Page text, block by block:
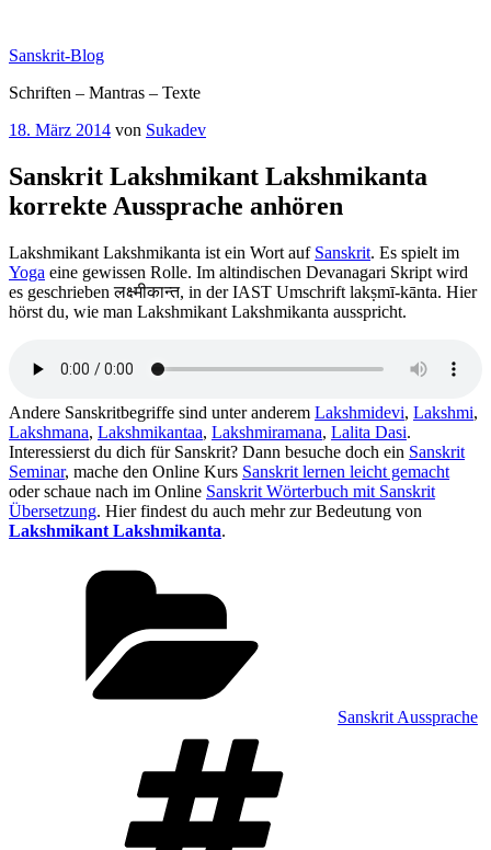
springen
Sanskrit-Blog
Schriften – Mantras – Texte
Veröffentlicht
18. März 2014 von Sukadev
Sanskrit Lakshmikant Lakshmikanta
korrekte Aussprache anhören
Lakshmikant Lakshmikanta ist ein Wort auf Sanskrit. Es spielt im
Yoga eine gewissen Rolle. Im altindischen Devanagari Skript wird
es geschrieben लक्ष्मीकान्त, in der IAST Umschrift lakṣmī-kānta. Hier
hörst du, wie man Lakshmikant Lakshmikanta ausspricht.
Andere Sanskritbegriffe sind unter anderem Lakshmidevi, Lakshmi,
Lakshmana, Lakshmikantaa, Lakshmiramana, Lalita Dasi.
Interessierst du dich für Sanskrit? Dann besuche doch ein Sanskrit
Seminar, mache den Online Kurs Sanskrit lernen leicht gemacht
oder schaue nach im Online Sanskrit Wörterbuch mit Sanskrit
Übersetzung. Hier findest du auch mehr zur Bedeutung von
Lakshmikant Lakshmikanta.
Sanskrit Aussprache